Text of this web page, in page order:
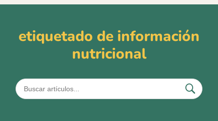
etiquetado de información
nutricional
Contrata a un Especialista
Política de privacidad